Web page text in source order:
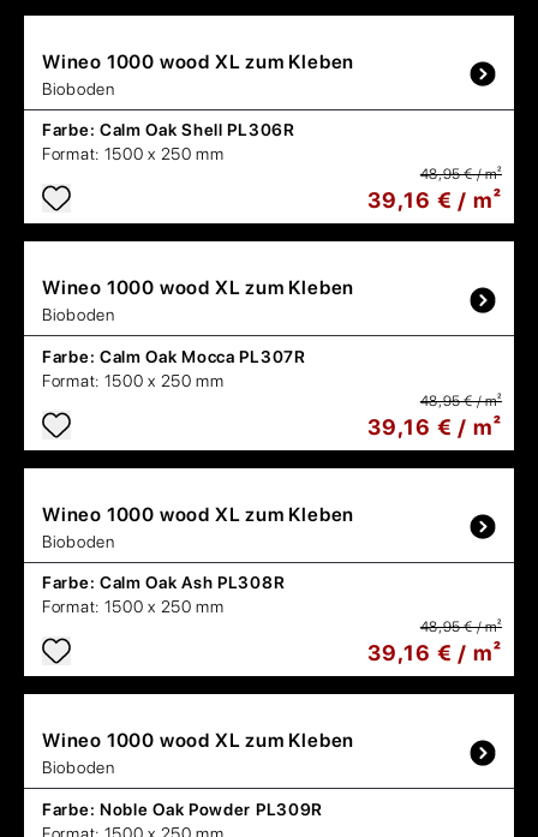
Wineo 1000 wood XL zum Kleben
Bioboden
Farbe: Calm Oak Shell PL306R
Format: 1500 x 250 mm
48,95 € / m²
39,16 € / m²
Wineo 1000 wood XL zum Kleben
Bioboden
Farbe: Calm Oak Mocca PL307R
Format: 1500 x 250 mm
48,95 € / m²
39,16 € / m²
Wineo 1000 wood XL zum Kleben
Bioboden
Farbe: Calm Oak Ash PL308R
Format: 1500 x 250 mm
48,95 € / m²
39,16 € / m²
Wineo 1000 wood XL zum Kleben
Bioboden
Farbe: Noble Oak Powder PL309R
Format: 1500 x 250 mm